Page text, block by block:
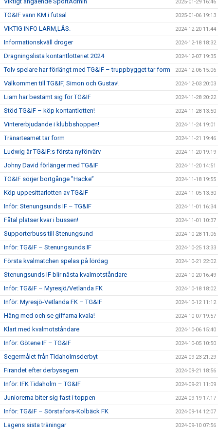
2025-01-29 16:46
TG&IF vann KM i futsal 2025-01-06 19:13
VIKTIG INFO LARM,LÄS. 2024-12-20 11:44
Informationskväll droger 2024-12-18 18:32
Dragningslista kontantlotteriet 2024 2024-12-07 19:35
Tolv spelare har förlängt med TG&IF – truppbygget tar form 2024-12-06 15:06
Välkommen till TG&IF, Simon och Gustav! 2024-12-03 20:03
Liam har bestämt sig för TG&IF 2024-11-28 20:22
Stöd TG&IF – köp kontantlotten! 2024-11-28 13:50
Vintererbjudande i klubbshoppen! 2024-11-24 19:01
Tränarteamet tar form 2024-11-21 19:46
Ludwig är TG&IF:s första nyförvärv 2024-11-20 19:19
Johny David förlänger med TG&IF 2024-11-20 14:51
TG&IF sörjer bortgånge ”Hacke” 2024-11-18 19:55
Köp uppesittarlotten av TG&IF 2024-11-05 13:30
Inför: Stenungsunds IF – TG&IF 2024-11-01 16:34
Fåtal platser kvar i bussen! 2024-11-01 10:37
Supporterbuss till Stenungsund 2024-10-28 11:06
Inför: TG&IF – Stenungsunds IF 2024-10-25 13:33
Första kvalmatchen spelas på lördag 2024-10-21 22:02
Stenungsunds IF blir nästa kvalmotståndare 2024-10-20 16:49
Inför: TG&IF – Myresjö/Vetlanda FK 2024-10-18 18:02
Inför: Myresjö-Vetlanda FK – TG&IF 2024-10-12 11:12
Häng med och se giffarna kvala! 2024-10-07 19:57
Klart med kvalmotståndare 2024-10-06 15:40
Inför: Götene IF – TG&IF 2024-10-05 10:50
Segermålet från Tidaholmsderbyt 2024-09-23 21:29
Firandet efter derbysegern 2024-09-21 18:56
Inför: IFK Tidaholm – TG&IF 2024-09-21 11:09
Juniorerna biter sig fast i toppen 2024-09-19 17:17
Inför: TG&IF – Sörstafors-Kolbäck FK 2024-09-14 12:07
Lagens sista träningar 2024-09-10 07:56